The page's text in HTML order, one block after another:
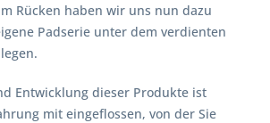
Rücken haben wir uns nun dazu
Padserie unter dem verdienten
Entwicklung dieser Produkte ist
mit eingeflossen, von der Sie